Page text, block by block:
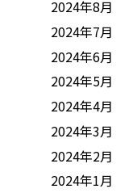
2024年8月
2024年7月
2024年6月
2024年5月
2024年4月
2024年3月
2024年2月
2024年1月